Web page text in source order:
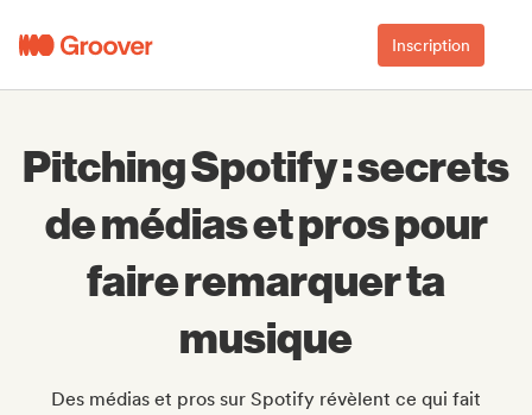
Inscription
Pitching Spotify : secrets
de médias et pros pour
faire remarquer ta
musique
Des médias et pros sur Spotify révèlent ce qui fait